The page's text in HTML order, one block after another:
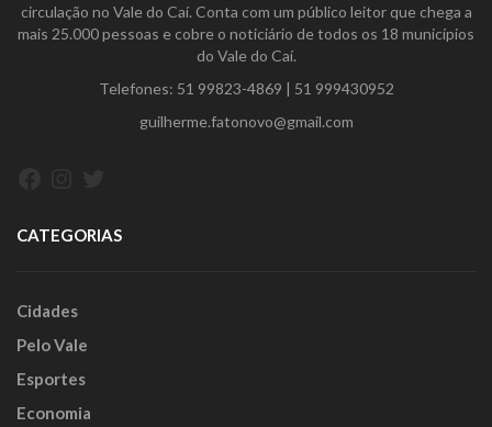
circulação no Vale do Caí. Conta com um público leitor que chega a
mais 25.000 pessoas e cobre o noticiário de todos os 18 municípios
do Vale do Caí.
Telefones: 51 99823-4869 | 51 999430952
guilherme.fatonovo@gmail.com
CATEGORIAS
Cidades
Pelo Vale
Esportes
Economia